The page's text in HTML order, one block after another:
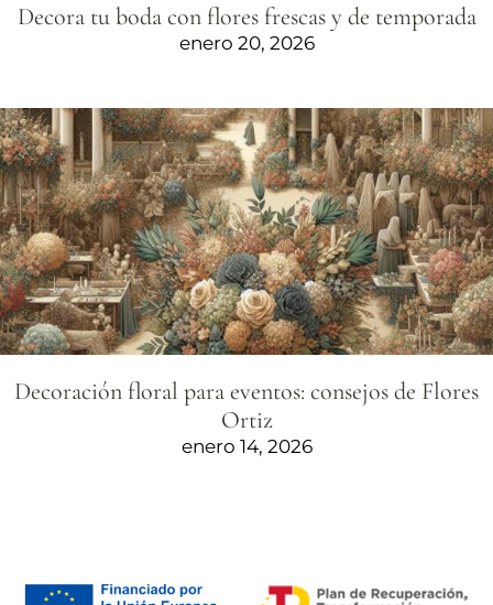
Decora tu boda con flores frescas y de temporada
enero 20, 2026
Decoración floral para eventos: consejos de Flores
Ortiz
enero 14, 2026